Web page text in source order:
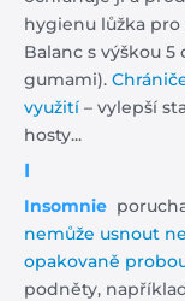
hygienu lůžka
Balanc s výškou
gumami).
využití – vylepší
hosty...
I
Insomnie
nemůže usnout
opakovaně
podněty,